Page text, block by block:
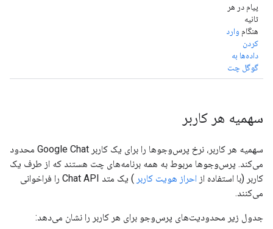
پیام در هر
ثانیه
هنگام وارد
کردن
داده‌ها به
گوگل چت
سهمیه هر کاربر
سهمیه هر کاربر، نرخ پرس‌وجوها را برای یک کاربر Google Chat محدود
می‌کند. پرس‌وجوها مربوط به همه برنامه‌های چت هستند که از طرف یک
کاربر (با استفاده از احراز هویت کاربر
) یک متد Chat API را فراخوانی
می‌کنند.
جدول زیر محدودیت‌های پرس‌وجو برای هر کاربر را نشان می‌دهد: